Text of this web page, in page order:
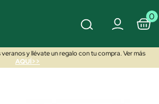
0
y llévate un regalo con tu compra. Ver más
AQUÍ>>